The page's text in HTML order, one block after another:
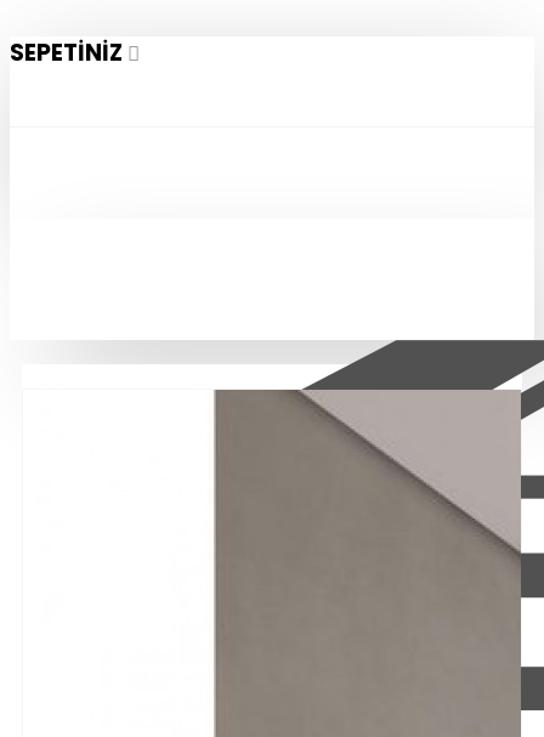
SEPETINIZ